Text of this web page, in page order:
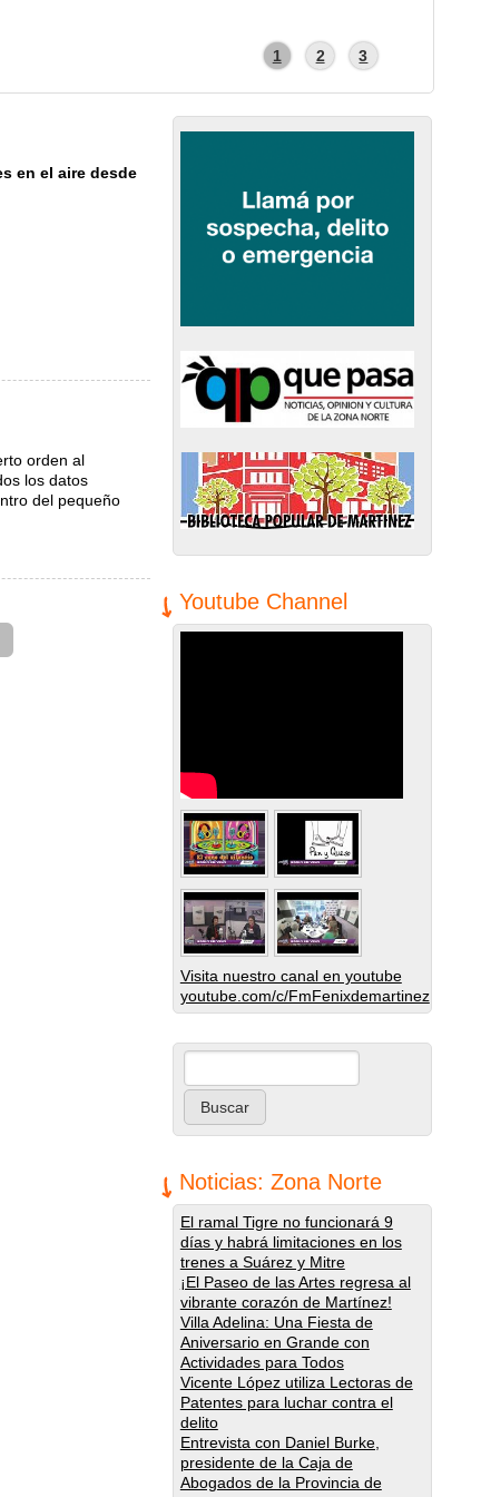
1 2 3
en el aire desde
orden al
los datos
del pequeño
Youtube Channel
Visita nuestro canal en youtube
youtube.com/c/FmFenixdemartinez
Noticias: Zona Norte
El ramal Tigre no funcionará 9
días y habrá limitaciones en los
trenes a Suárez y Mitre
¡El Paseo de las Artes regresa al
vibrante corazón de Martínez!
Villa Adelina: Una Fiesta de
Aniversario en Grande con
Actividades para Todos
Vicente López utiliza Lectoras de
Patentes para luchar contra el
delito
Entrevista con Daniel Burke,
presidente de la Caja de
Abogados de la Provincia de